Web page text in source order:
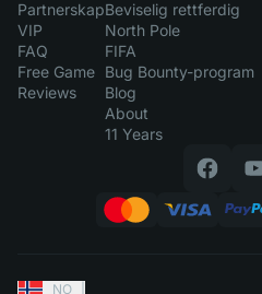
Partnerskap
VIP
FAQ
Free Game
Reviews
Beviselig rettferdig
North Pole
FIFA
Bug Bounty-program
Blog
About
11 Years
NO